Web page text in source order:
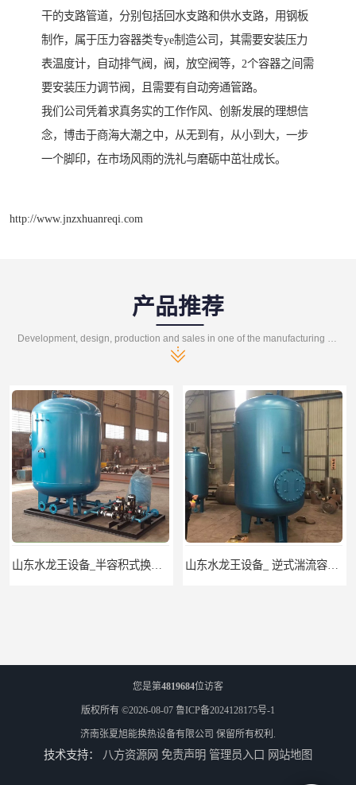
干的支路管道，分别包括回水支路和供水支路，用钢板
制作，属于压力容器类专ye制造公司，其需要安装压力
表温度计，自动排气阀，阀，放空阀等，2个容器之间需
要安装压力调节阀，且需要有自动旁通管路。
我们公司凭着求真务实的工作作风、创新发展的理想信
念，博击于商海大潮之中，从无到有，从小到大，一步
一个脚印，在市场风雨的洗礼与磨砺中茁壮成长。
http://www.jnzxhuanreqi.com
产品推荐
您是第4819684位访客
版权所有 ©2026-08-07 鲁ICP备2024128175号-1
济南张夏旭能换热设备有限公司 保留所有权利.
技术支持： 八方资源网 免责声明 管理员入口 网站地图